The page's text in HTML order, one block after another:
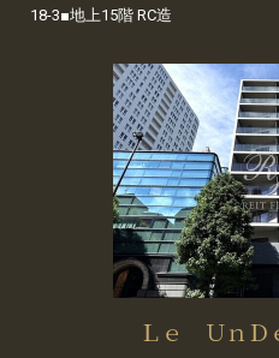
18-3■地上15階 RC造
Ｌｅ ＵｎＤ